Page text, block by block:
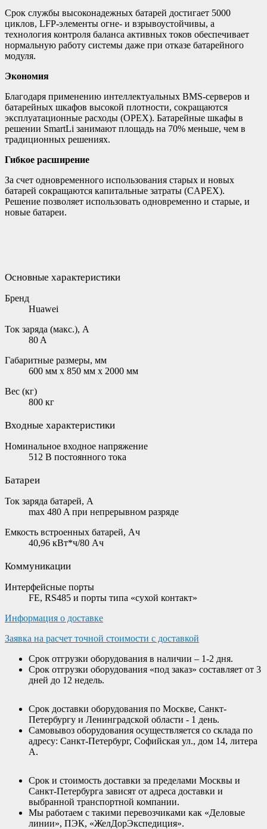
Срок службы высоконадежных батарей достигает 5000
циклов, LFP-элементы огне- и взрывоустойчивы, а
технология контроля баланса активных токов обеспечивает
нормальную работу системы даже при отказе батарейного
модуля.
Экономия
Благодаря применению интеллектуальных BMS-серверов и
батарейных шкафов высокой плотности, сокращаются
эксплуатационные расходы (OPEX). Батарейные шкафы в
решении SmartLi занимают площадь на 70% меньше, чем в
традиционных решениях.
Гибкое расширение
За счет одновременного использования старых и новых
батарей сокращаются капитальные затраты (CAPEX).
Решение позволяет использовать одновременно и старые, и
новые батареи.
Основные характеристики
Бренд
Huawei
Ток заряда (макс.), А
80 A
Габаритные размеры, мм
600 мм x 850 мм x 2000 мм
Вес (кг)
800 кг
Входные характеристики
Номинальное входное напряжение
512 В постоянного тока
Батареи
Ток заряда батарей, А
max 480 A при непрерывном разряде
Емкость встроенных батарей, Ач
40,96 кВт*ч/80 Ач
Коммуникации
Интерфейсные порты
FE, RS485 и порты типа «сухой контакт»
Информация о доставке
Заявка на расчет точной стоимости с доставкой
Срок отгрузки оборудования в наличии – 1-2 дня.
Срок отгрузки оборудования «под заказ» составляет от 3
дней до 12 недель.
Срок доставки оборудования по Москве, Санкт-
Петербургу и Ленинградской области - 1 день.
Самовывоз оборудования осуществляется со склада по
адресу: Санкт-Петербург, Софийская ул., дом 14, литера
А.
Срок и стоимость доставки за пределами Москвы и
Санкт-Петербурга зависят от адреса доставки и
выбранной транспортной компании.
Мы работаем с такими перевозчиками как «Деловые
линии», ПЭК, «ЖелДорЭкспедиция».